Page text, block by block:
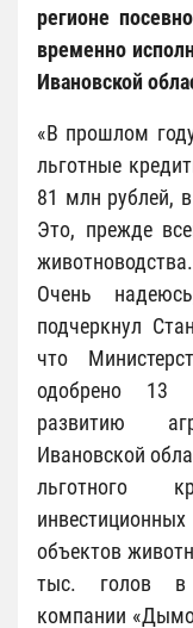
регионе
временно
Ивановской
«В прошлом
льготные
81 млн рублей,
Это, прежде
Очень
подчеркнул
что
одобрено 13
развитию
Ивановской
льготного
объектов
тыс. голов в
компании